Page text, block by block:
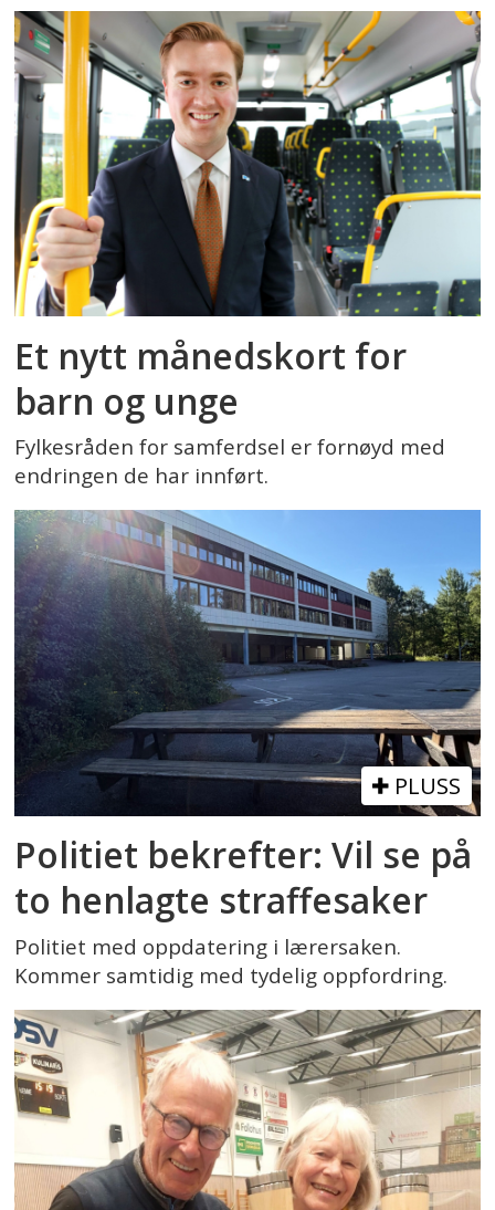
Et nytt månedskort for
barn og unge
Fylkesråden for samferdsel er fornøyd med
endringen de har innført.
PLUSS
Politiet bekrefter: Vil se på
to henlagte straffesaker
Politiet med oppdatering i lærersaken.
Kommer samtidig med tydelig oppfordring.